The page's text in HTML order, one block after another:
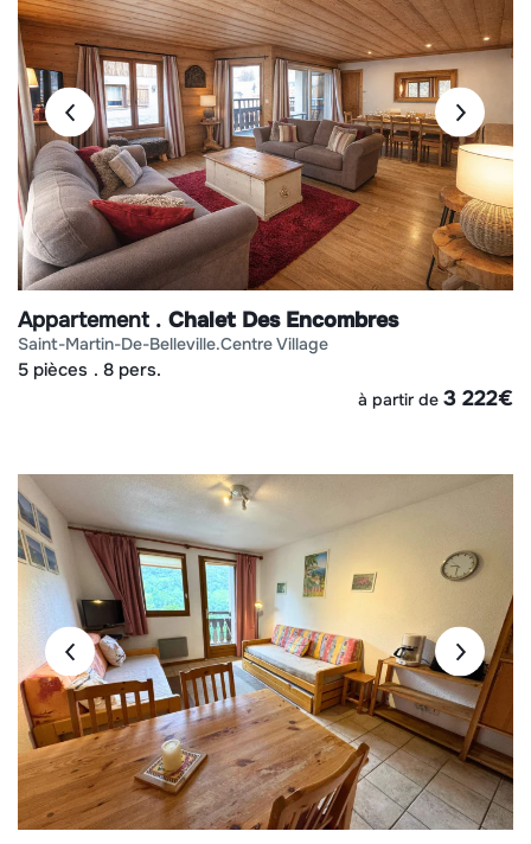
Appartement Chalet Des Encombres
saint-martin-de-belleville centre village
5 pièces 8 pers.
à partir de 3 222€